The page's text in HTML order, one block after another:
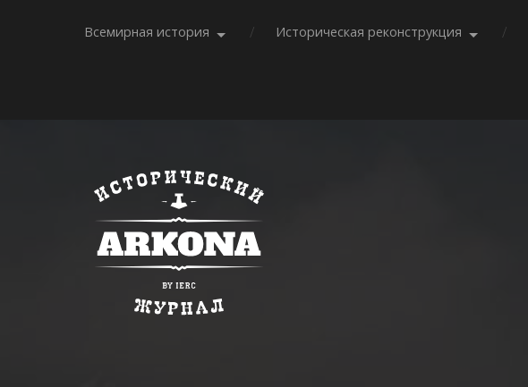
Всемирная история Историческая реконструкция